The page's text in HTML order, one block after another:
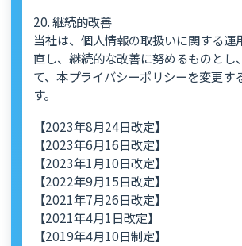
20. 継続的改善
当社は、個人情報の取扱いに関する運
直し、継続的な改善に努めるものとし
て、本プライバシーポリシーを変更す
す。
【2023年8月24日改定】
【2023年6月16日改定】
【2023年1月10日改定】
【2022年9月15日改定】
【2021年7月26日改定】
【2021年4月1日改定】
【2019年4月10日制定】